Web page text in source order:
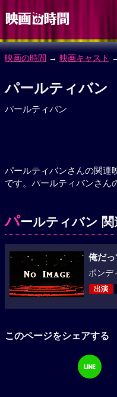
映画の時間 → 映画キャスト
パールティバン
パールティバン
パールティバンさんの関連
です。パールティバンさん
パールティバン 関
俺だっ
ポンデ
出演
このページをシェアする